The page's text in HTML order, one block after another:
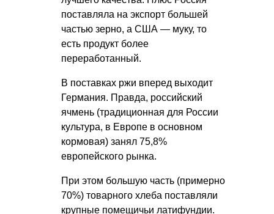
поставляла на экспорт большей
частью зерно, а США — муку, то
есть продукт более
переработанный.
В поставках ржи вперед выходит
Германия. Правда, российский
ячмень (традиционная для России
культура, в Европе в основном
кормовая) занял 75,8%
европейского рынка.
При этом большую часть (примерно
70%) товарного хлеба поставляли
крупные помещичьи латифундии.